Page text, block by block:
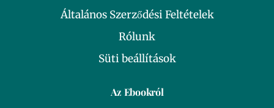
Általános Szerződési Feltételek
Rólunk
Süti beállítások
Az Ebookról